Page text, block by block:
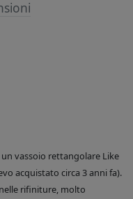
vassoio rettangolare Like
acquistato circa 3 anni fa).
rifiniture, molto